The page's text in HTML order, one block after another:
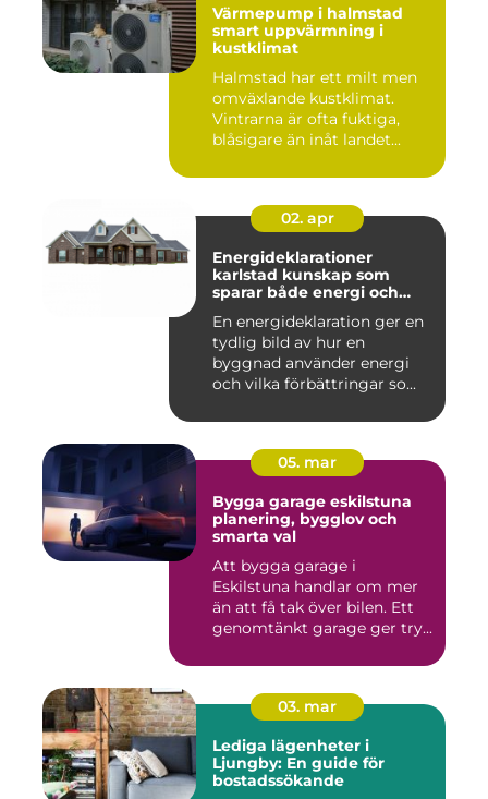
Värmepump i halmstad
smart uppvärmning i
kustklimat
Halmstad har ett milt men
omväxlande kustklimat.
Vintrarna är ofta fuktiga,
blåsigare än inåt landet...
02. apr
Energideklarationer
karlstad kunskap som
sparar både energi och
En energideklaration ger en
tydlig bild av hur en
byggnad använder energi
och vilka förbättringar so...
05. mar
Bygga garage eskilstuna
planering, bygglov och
smarta val
Att bygga garage i
Eskilstuna handlar om mer
än att få tak över bilen. Ett
genomtänkt garage ger try...
03. mar
Lediga lägenheter i
Ljungby: En guide för
bostadssökande